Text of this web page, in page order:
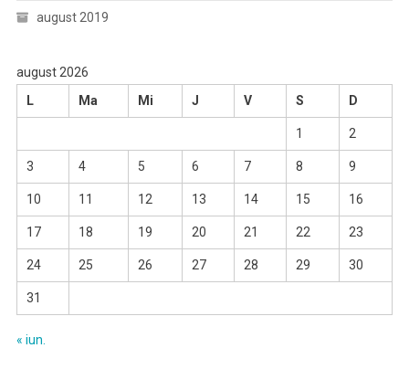
august 2019
august 2026
L
Ma Mi J V S D
1 2
3 4 5 6 7 8 9
10 11 12 13 14 15 16
17 18 19 20 21 22 23
24 25 26 27 28 29 30
31
« iun.